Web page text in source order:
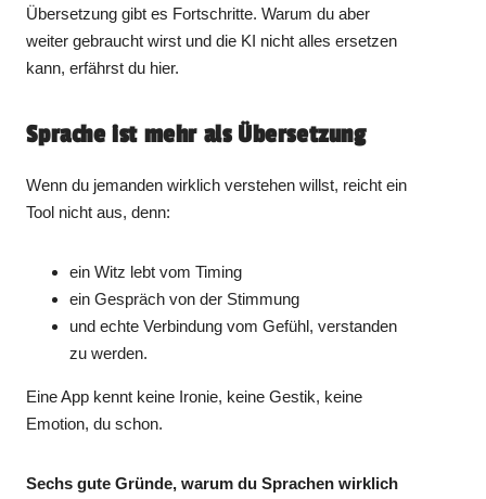
Übersetzung gibt es Fortschritte. Warum du aber
weiter gebraucht wirst und die KI nicht alles ersetzen
kann, erfährst du hier.
Sprache ist mehr als Übersetzung
Wenn du jemanden wirklich verstehen willst, reicht ein
Tool nicht aus, denn:
ein Witz lebt vom Timing
ein Gespräch von der Stimmung
und echte Verbindung vom Gefühl, verstanden
zu werden.
Eine App kennt keine Ironie, keine Gestik, keine
Emotion, du schon.
Sechs gute Gründe, warum du Sprachen wirklich